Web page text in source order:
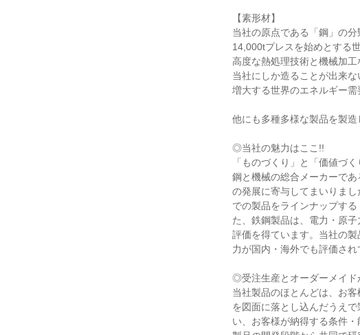
【素形材】
当社の原点である「鋼」の
14,000tプレスを始めとする
高度な熱処理技術と機械加工
当社にしか造ることが出来な
増大する世界のエネルギー需
他にも多種多様な製品を製
◎当社の魅力はここ!!
「ものづくり」と「価値づ
鋼と機械の総合メーカーで
の発展に寄与してまいりま
での製品をラインナップす
た、鉄鋼製品は、電力・原
評価を得ています。当社の
力が国内・海外でも評価さ
◎受注生産とオーダーメイド
当社製品のほとんどは、お
を図面に落とし込んだうえ
い、お客様が納得する条件